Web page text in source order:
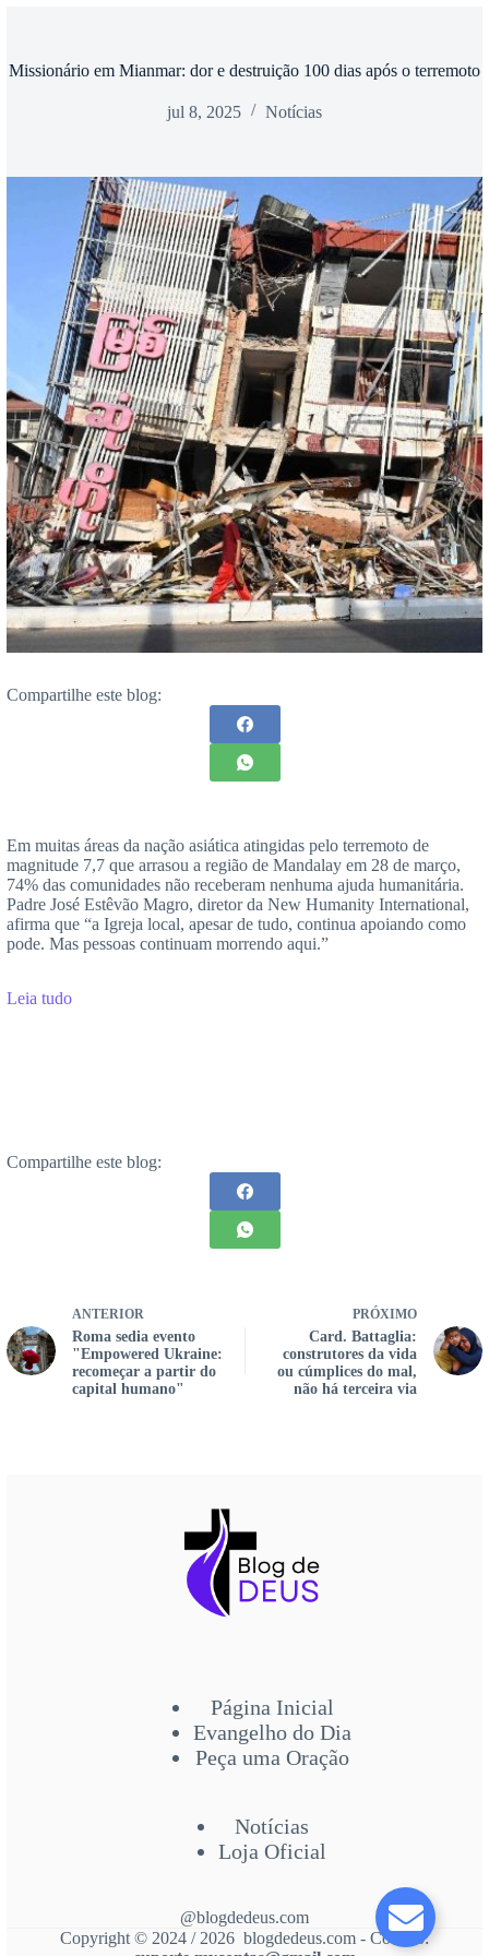
Missionário em Mianmar: dor e destruição 100 dias após o terremoto
jul 8, 2025 Notícias
Compartilhe este blog:
Em muitas áreas da nação asiática atingidas pelo terremoto de
magnitude 7,7 que arrasou a região de Mandalay em 28 de março,
74% das comunidades não receberam nenhuma ajuda humanitária.
Padre José Estêvão Magro, diretor da New Humanity International,
afirma que “a Igreja local, apesar de tudo, continua apoiando como
pode. Mas pessoas continuam morrendo aqui.”
Leia tudo
Compartilhe este blog:
ANTERIOR
Roma sedia evento
"Empowered Ukraine:
recomeçar a partir do
capital humano"
PRÓXIMO
Card. Battaglia:
construtores da vida
ou cúmplices do mal,
não há terceira via
Página Inicial
Evangelho do Dia
Peça uma Oração
Notícias
Loja Oficial
@blogdedeus.com
Copyright © 2024 / 2026 blogdedeus.com - Contato: